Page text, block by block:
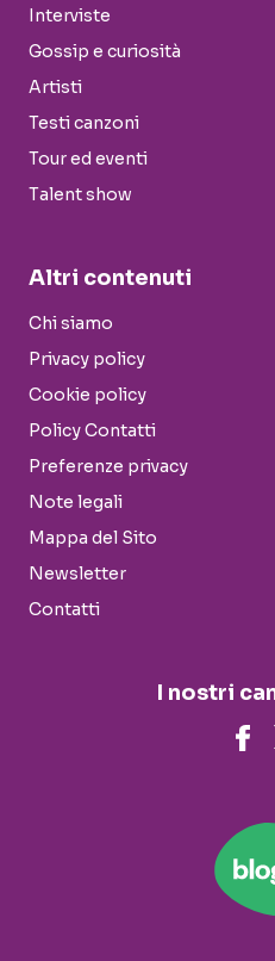
Interviste
Gossip e curiosità
Artisti
Testi canzoni
Tour ed eventi
Talent show
Altri contenuti
Chi siamo
Privacy policy
Cookie policy
Policy Contatti
Preferenze privacy
Note legali
Mappa del Sito
Newsletter
Contatti
I nostri